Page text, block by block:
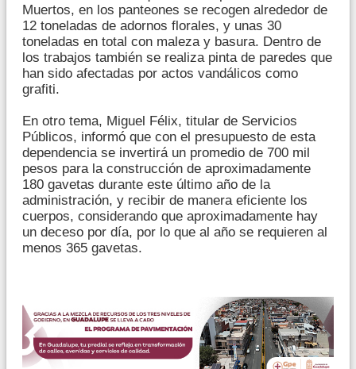
Muertos, en los panteones se recogen alrededor de
12 toneladas de adornos florales, y unas 30
toneladas en total con maleza y basura. Dentro de
los trabajos también se realiza pinta de paredes que
han sido afectadas por actos vandálicos como
grafiti.
En otro tema, Miguel Félix, titular de Servicios
Públicos, informó que con el presupuesto de esta
dependencia se invertirá un promedio de 700 mil
pesos para la construcción de aproximadamente
180 gavetas durante este último año de la
administración, y recibir de manera eficiente los
cuerpos, considerando que aproximadamente hay
un deceso por día, por lo que al año se requieren al
menos 365 gavetas.